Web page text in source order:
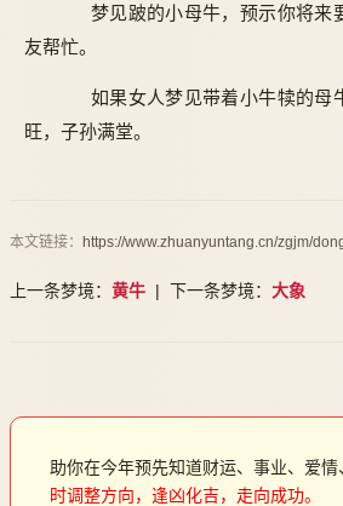
梦见跛的小母牛，预示你将来
友帮忙。
如果女人梦见带着小牛犊的母
旺，子孙满堂。
本文链接： https://www.zhuanyuntang.cn/zgjm/
上一条梦境： 黄牛 | 下一条梦境： 大象
助你在今年预先知道财运、事业、爱情
时调整方向，逢凶化吉，走向成功。